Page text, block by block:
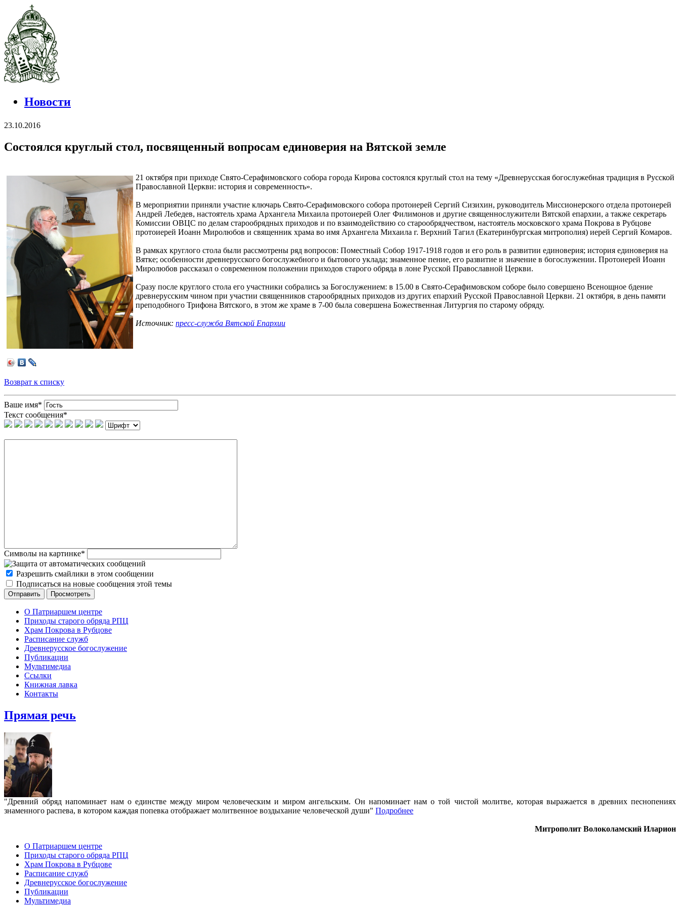
Новости
23.10.2016
Состоялся круглый стол, посвященный вопросам единоверия на Вятской земле
21 октября при приходе Свято-Серафимовского собора города Кирова состоялся круглый стол на тему «Древнерусская богослужебная традиция в Русской
Православной Церкви: история и современность».
В мероприятии приняли участие ключарь Свято-Серафимовского собора протоиерей Сергий Сизихин, руководитель Миссионерского отдела протоиерей
Андрей Лебедев, настоятель храма Архангела Михаила протоиерей Олег Филимонов и другие священнослужители Вятской епархии, а также секретарь
Комиссии ОВЦС по делам старообрядных приходов и по взаимодействию со старообрядчеством, настоятель московского храма Покрова в Рубцове
протоиерей Иоанн Миролюбов и священник храма во имя Архангела Михаила г. Верхний Тагил (Екатеринбургская митрополия) иерей Сергий Комаров.
В рамках круглого стола были рассмотрены ряд вопросов: Поместный Собор 1917-1918 годов и его роль в развитии единоверия; история единоверия на
Вятке; особенности древнерусского богослужебного и бытового уклада; знаменное пение, его развитие и значение в богослужении. Протоиерей Иоанн
Миролюбов рассказал о современном положении приходов старого обряда в лоне Русской Православной Церкви.
Сразу после круглого стола его участники собрались за Богослужением: в 15.00 в Свято-Серафимовском соборе было совершено Всенощное бдение
древнерусским чином при участии священников старообрядных приходов из других епархий Русской Православной Церкви. 21 октября, в день памяти
преподобного Трифона Вятского, в этом же храме в 7-00 была совершена Божественная Литургия по старому обряду.
Источник: пресс-служба Вятской Епархии
Возврат к списку
Ваше имя*
Текст сообщения*
Символы на картинке*
Разрешить смайлики в этом сообщении
Подписаться на новые сообщения этой темы
О Патриаршем центре
Приходы старого обряда РПЦ
Храм Покрова в Рубцове
Расписание служб
Древнерусское богослужение
Публикации
Мультимедиа
Ссылки
Книжная лавка
Контакты
Прямая речь
"Древний обряд напоминает нам о единстве между миром человеческим и миром ангельским. Он напоминает нам о той чистой молитве, которая выражается в древних песнопениях
знаменного распева, в котором каждая попевка отображает молитвенное воздыхание человеческой души" Подробнее
Митрополит Волоколамский Иларион
О Патриаршем центре
Приходы старого обряда РПЦ
Храм Покрова в Рубцове
Расписание служб
Древнерусское богослужение
Публикации
Мультимедиа